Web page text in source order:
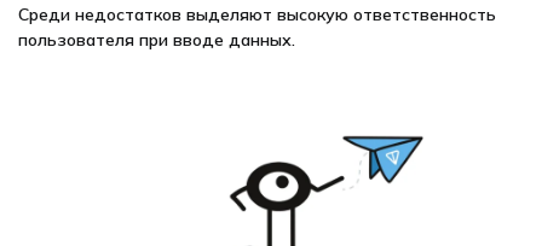
Среди недостатков выделяют высокую ответственность
пользователя при вводе данных.